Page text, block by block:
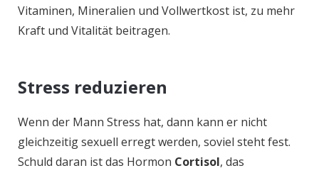
Vitaminen, Mineralien und Vollwertkost ist, zu mehr
Kraft und Vitalität beitragen.
Stress reduzieren
Wenn der Mann Stress hat, dann kann er nicht
gleichzeitig sexuell erregt werden, soviel steht fest.
Schuld daran ist das Hormon Cortisol, das